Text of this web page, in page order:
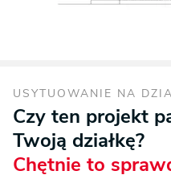
USYTUOWANIE NA
Czy ten projekt
Twoją działkę?
Chętnie to